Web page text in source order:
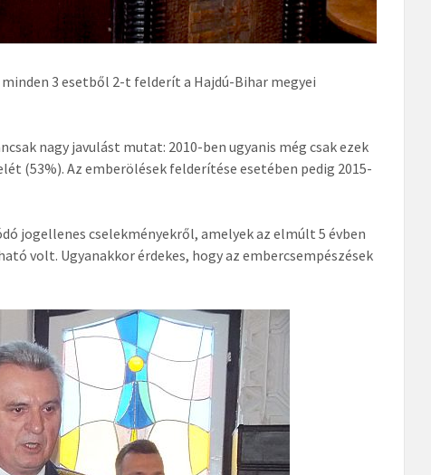
3 esetből 2-t felderít a Hajdú-Bihar megyei
nagy javulást mutat: 2010-ben ugyanis még csak ezek
(53%). Az emberölések felderítése esetében pedig 2015-
jogellenes cselekményekről, amelyek az elmúlt 5 évben
volt. Ugyanakkor érdekes, hogy az embercsempészések